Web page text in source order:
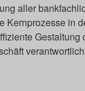
aller
Kernprozesse in
Gestaltung